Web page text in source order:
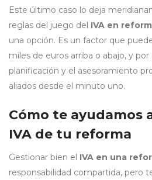
Este último caso lo deja
reglas del juego del IVA en
una opción. Es un factor que
miles de euros arriba o abajo, y
planificación y el asesoramiento
aliados desde el minuto uno.
Cómo te ayudamos
IVA de tu reforma
Gestionar bien el IVA en una
responsabilidad compartida, pero